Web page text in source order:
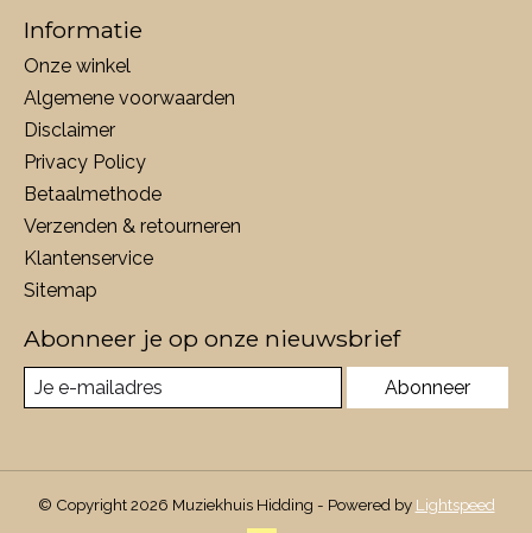
Informatie
Onze winkel
Algemene voorwaarden
Disclaimer
Privacy Policy
Betaalmethode
Verzenden & retourneren
Klantenservice
Sitemap
Abonneer je op onze nieuwsbrief
Abonneer
© Copyright 2026 Muziekhuis Hidding - Powered by Lightspeed